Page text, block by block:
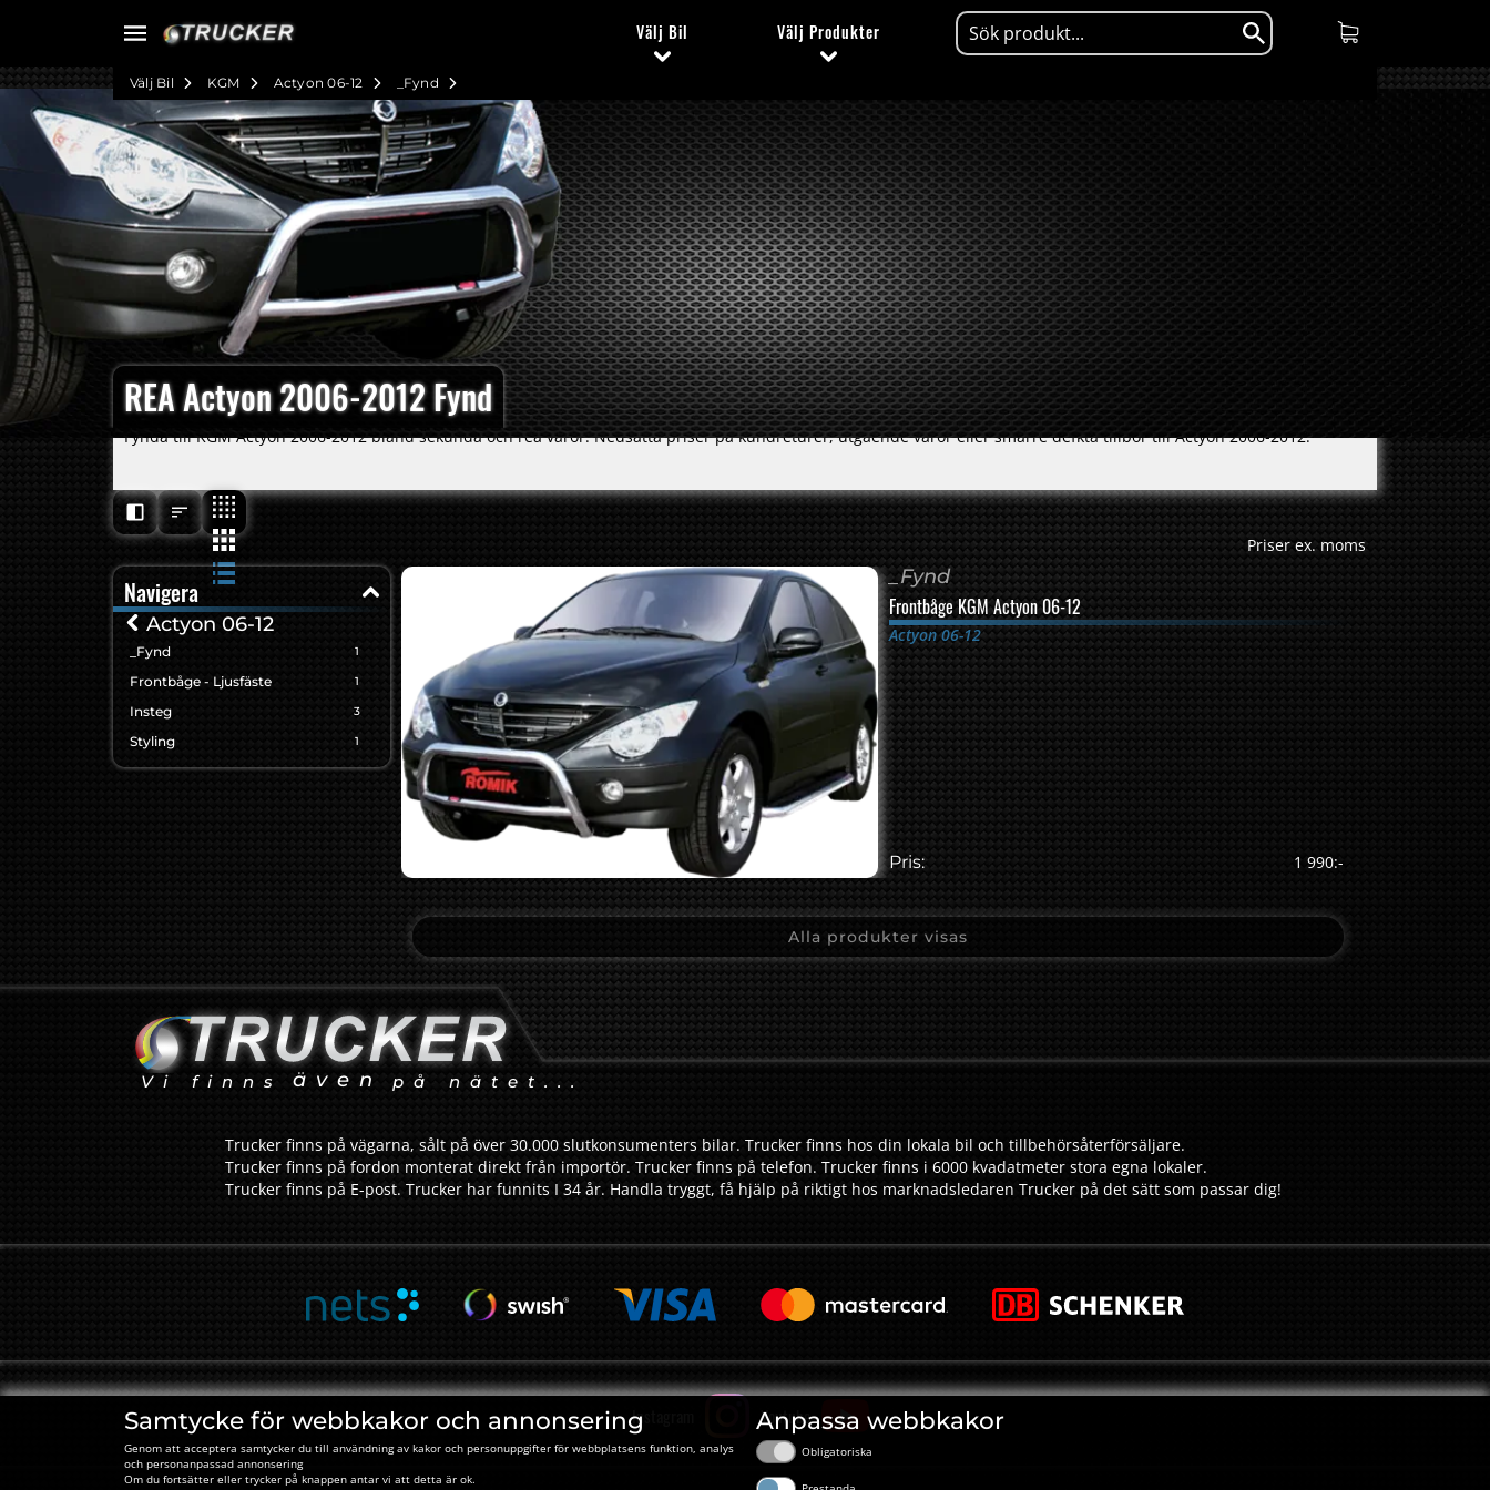
Samtycke för webbkakor och annonsering
Genom att acceptera samtycker du till användning av kakor och personuppgifter för webbplatsens funktion, analys
och personanpassad annonsering
Om du fortsätter eller trycker på knappen antar vi att detta är ok.
Anpassa webbkakor
Obligatoriska
Välj Bil Välj Produkter
_Fynd
Actyon 06-12
KGM
Välj Bil
REA Actyon 2006-2012 Fynd
Fynda till KGM Actyon 2006-2012 bland sekunda och rea varor. Nedsatta priser på kundreturer, utgående varor eller smärre defkta tillbör till Actyon 2006-2012.
Priser ex. moms
Navigera
Actyon 06-12
_Fynd 1
Frontbåge - Ljusfäste 1
Insteg 3
Styling 1
_Fynd
Frontbåge KGM Actyon 06-12
Actyon 06-12
Pris: 1 990:-
Alla produkter visas
Vi finns även på nätet...
Trucker finns på vägarna, sålt på över 30.000 slutkonsumenters bilar. Trucker finns hos din lokala bil och tillbehörsåterförsäljare.
Trucker finns på fordon monterat direkt från importör. Trucker finns på telefon. Trucker finns i 6000 kvadatmeter stora egna lokaler.
Trucker finns på E-post. Trucker har funnits I 34 år. Handla tryggt, få hjälp på riktigt hos marknadsledaren Trucker på det sätt som passar dig!
Instagram Youtube